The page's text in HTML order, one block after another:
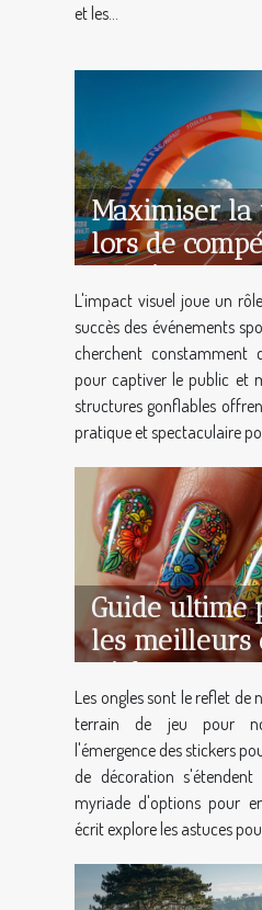
et les...
Maximiser la
lors de
sportives
structures
L'impact visuel joue un
succès des événements
cherchent constamment
pour captiver le public et
structures gonflables
pratique et spectaculaire
Guide ultime
les meilleurs
stickers pour
Les ongles sont le reflet de
terrain de jeu pour
l'émergence des stickers
de décoration
myriade d'options pour
écrit explore les astuces